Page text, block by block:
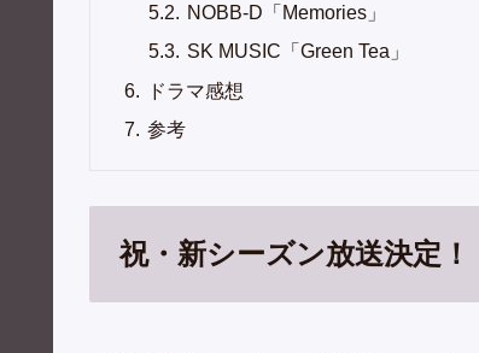
NOBB-D「Memories」
SK MUSIC「Green Tea」
ドラマ感想
参考
祝・新シーズン放送決定！